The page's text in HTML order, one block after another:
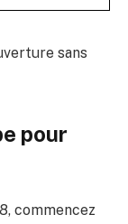
sans
pour
commencez